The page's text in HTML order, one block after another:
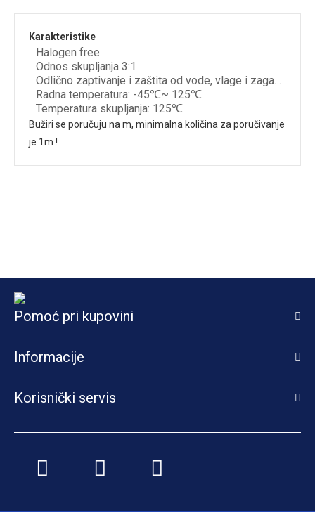
Karakteristike
Halogen free
Odnos skupljanja 3:1
Odlično zaptivanje i zaštita od vode, vlage i zagađivača
Radna temperatura: -45℃~ 125℃
Temperatura skupljanja: 125℃
Bužiri se poručuju na m, minimalna količina za poručivanje
je 1m !
Pomoć pri kupovini
Informacije
Korisnički servis